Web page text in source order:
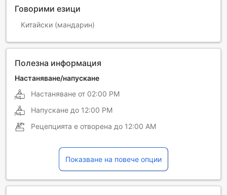
Говорими езици
Китайски (мандарин)
Полезна информация
Настаняване/напускане
Настаняване от 02:00 PM
Напускане до 12:00 PM
Рецепцията е отворена до 12:00 AM
Показване на повече опции